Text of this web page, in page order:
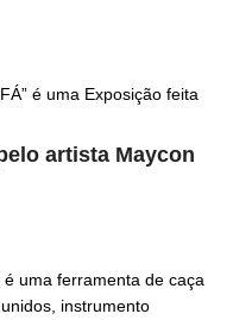
é uma Exposição feita
artista Maycon
uma ferramenta de caça
instrumento